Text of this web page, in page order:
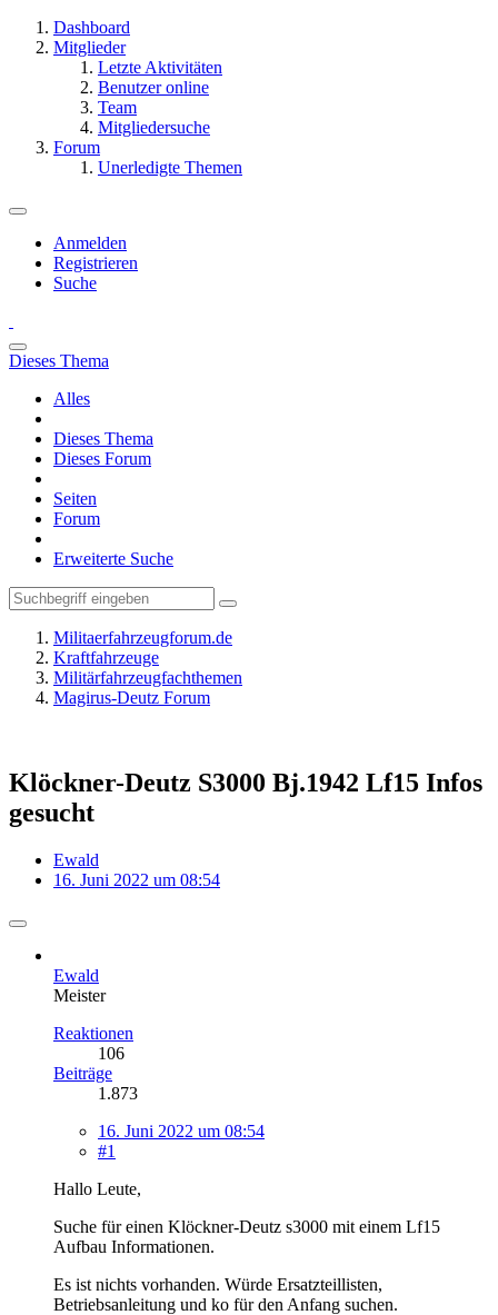
Dashboard
Mitglieder
Letzte Aktivitäten
Benutzer online
Team
Mitgliedersuche
Forum
Unerledigte Themen
Anmelden
Registrieren
Suche
Dieses Thema
Alles
Dieses Thema
Dieses Forum
Seiten
Forum
Erweiterte Suche
Militaerfahrzeugforum.de
Kraftfahrzeuge
Militärfahrzeugfachthemen
Magirus-Deutz Forum
Klöckner-Deutz S3000 Bj.1942 Lf15 Infos
gesucht
Ewald
16. Juni 2022 um 08:54
Ewald
Meister
Reaktionen
106
Beiträge
1.873
16. Juni 2022 um 08:54
#1
Hallo Leute,
Suche für einen Klöckner-Deutz s3000 mit einem Lf15
Aufbau Informationen.
Es ist nichts vorhanden. Würde Ersatzteillisten,
Betriebsanleitung und ko für den Anfang suchen.